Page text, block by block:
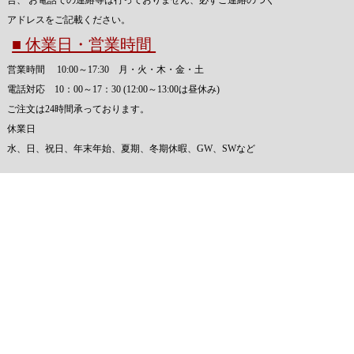
アドレスをご記載ください。
■ 休業日・営業時間
営業時間 10:00～17:30 月・火・木・金・土
電話対応 10：00～17：30 (12:00～13:00は昼休み)
ご注文は24時間承っております。
休業日
水、日、祝日、年末年始、夏期、冬期休暇、GW、SWなど